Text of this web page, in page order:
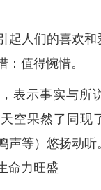
起人们的喜欢
：值得惋惜。
表示事实与所
空果然了同现
声等）悠扬动听
命力旺盛